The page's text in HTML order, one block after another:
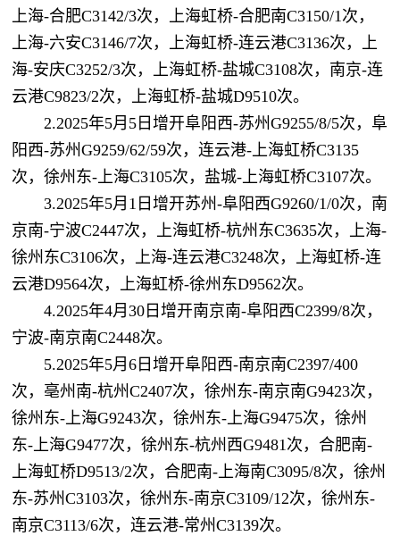
上海-合肥C3142/3次，上海虹桥-合肥南C3150/1次，
上海-六安C3146/7次，上海虹桥-连云港C3136次，上
海-安庆C3252/3次，上海虹桥-盐城C3108次，南京-连
云港C9823/2次，上海虹桥-盐城D9510次。
2.2025年5月5日增开阜阳西-苏州G9255/8/5次，阜
阳西-苏州G9259/62/59次，连云港-上海虹桥C3135
次，徐州东-上海C3105次，盐城-上海虹桥C3107次。
3.2025年5月1日增开苏州-阜阳西G9260/1/0次，南
京南-宁波C2447次，上海虹桥-杭州东C3635次，上海-
徐州东C3106次，上海-连云港C3248次，上海虹桥-连
云港D9564次，上海虹桥-徐州东D9562次。
4.2025年4月30日增开南京南-阜阳西C2399/8次，
宁波-南京南C2448次。
5.2025年5月6日增开阜阳西-南京南C2397/400
次，亳州南-杭州C2407次，徐州东-南京南G9423次，
徐州东-上海G9243次，徐州东-上海G9475次，徐州
东-上海G9477次，徐州东-杭州西G9481次，合肥南-
上海虹桥D9513/2次，合肥南-上海南C3095/8次，徐州
东-苏州C3103次，徐州东-南京C3109/12次，徐州东-
南京C3113/6次，连云港-常州C3139次。